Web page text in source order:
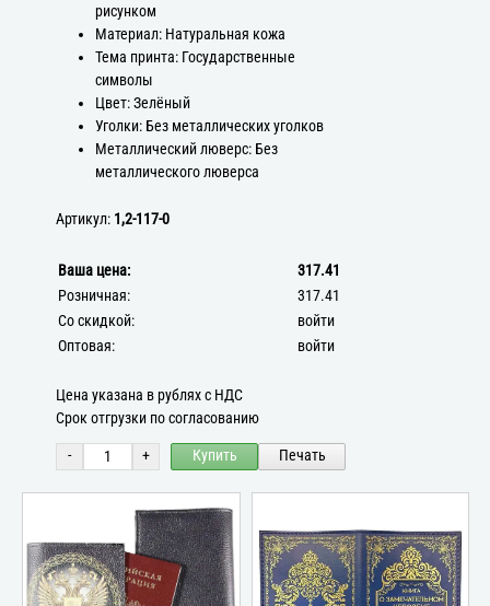
рисунком
Материал: Натуральная кожа
Тема принта: Государственные
символы
Цвет: Зелёный
Уголки: Без металлических уголков
Металлический люверс: Без
металлического люверса
Артикул: 1,2-117-0
Ваша цена:
317.41
Розничная:
317.41
Со скидкой:
войти
Оптовая:
войти
Цена указана в рублях с НДС
Срок отгрузки по согласованию
- + Купить Печать